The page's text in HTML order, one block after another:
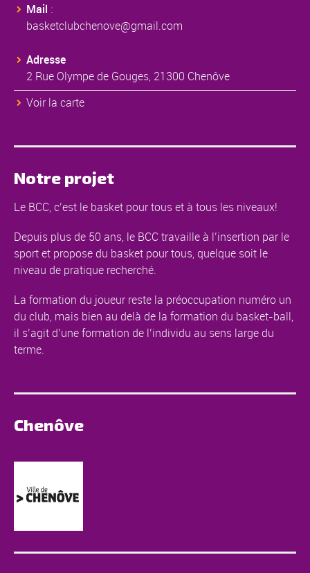
Mail :
basketclubchenove@gmail.com
Adresse
2 Rue Olympe de Gouges, 21300 Chenôve
Voir la carte
Notre projet
Le BCC, c’est le basket pour tous et à tous les niveaux!
Depuis plus de 50 ans, le BCC travaille à l’insertion par le
sport et propose du basket pour tous, quelque soit le
niveau de pratique recherché.
La formation du joueur reste la préoccupation numéro un
du club, mais bien au delà de la formation du basket-ball,
il s’agit d’une formation de l’individu au sens large du
terme.
Chenôve